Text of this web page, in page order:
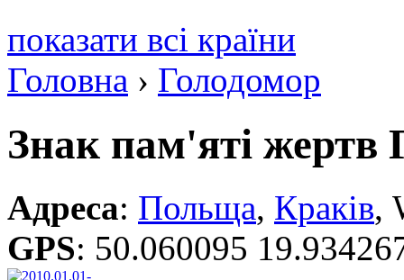
показати всі країни
Головна › Голодомор
Знак пам'яті жертв
Адреса: Польща, Краків,
GPS: 50.060095